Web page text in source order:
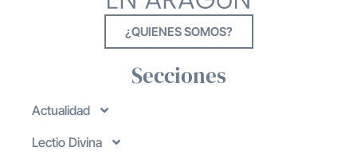
¿QUIENES SOMOS?
Secciones
Actualidad
Lectio Divina